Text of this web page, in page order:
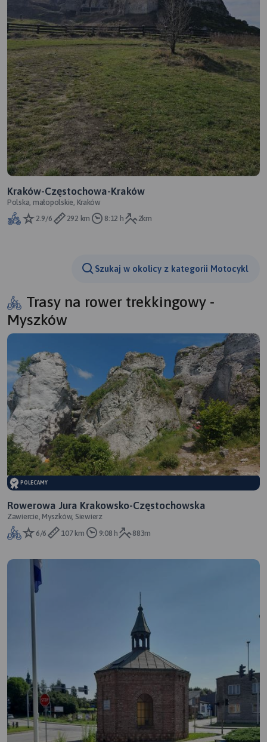
Kraków-Częstochowa-Kraków
Polska, małopolskie, Kraków
2.9/6
292 km 8:12 h 2km
Szukaj w okolicy z kategorii Motocykl
Trasy na rower trekkingowy -
Myszków
POLECAMY
Rowerowa Jura Krakowsko-Częstochowska
Zawiercie, Myszków, Siewierz
6/6
107 km 9:08 h 883m